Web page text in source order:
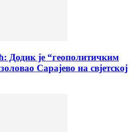
Додик је “геополитичким
Сарајево на свјетској